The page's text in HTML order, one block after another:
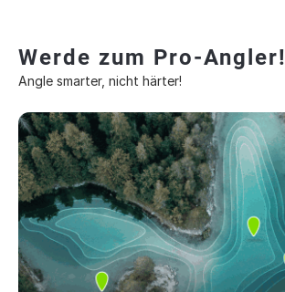
Werde zum Pro-Angler!
Angle smarter, nicht härter!